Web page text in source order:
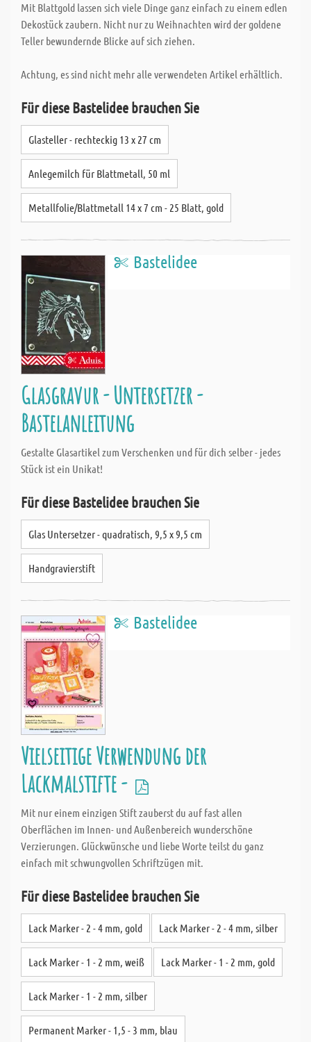
Mit Blattgold lassen sich viele Dinge ganz einfach zu einem edlen
Dekostück zaubern. Nicht nur zu Weihnachten wird der goldene
Teller bewundernde Blicke auf sich ziehen.
Achtung, es sind nicht mehr alle verwendeten Artikel erhältlich.
Für diese Bastelidee brauchen Sie
Glasteller - rechteckig 13 x 27 cm
Anlegemilch für Blattmetall, 50 ml
Metallfolie/Blattmetall 14 x 7 cm - 25 Blatt, gold
Bastelidee
Glasgravur - Untersetzer -
Bastelanleitung
Gestalte Glasartikel zum Verschenken und für dich selber - jedes
Stück ist ein Unikat!
Für diese Bastelidee brauchen Sie
Glas Untersetzer - quadratisch, 9,5 x 9,5 cm
Handgravierstift
Bastelidee
Vielseitige Verwendung der
Lackmalstifte -
Mit nur einem einzigen Stift zauberst du auf fast allen
Oberflächen im Innen- und Außenbereich wunderschöne
Verzierungen. Glückwünsche und liebe Worte teilst du ganz
einfach mit schwungvollen Schriftzügen mit.
Für diese Bastelidee brauchen Sie
Lack Marker - 2 - 4 mm, gold Lack Marker - 2 - 4 mm, silber
Lack Marker - 1 - 2 mm, weiß Lack Marker - 1 - 2 mm, gold
Lack Marker - 1 - 2 mm, silber
Permanent Marker - 1,5 - 3 mm, blau